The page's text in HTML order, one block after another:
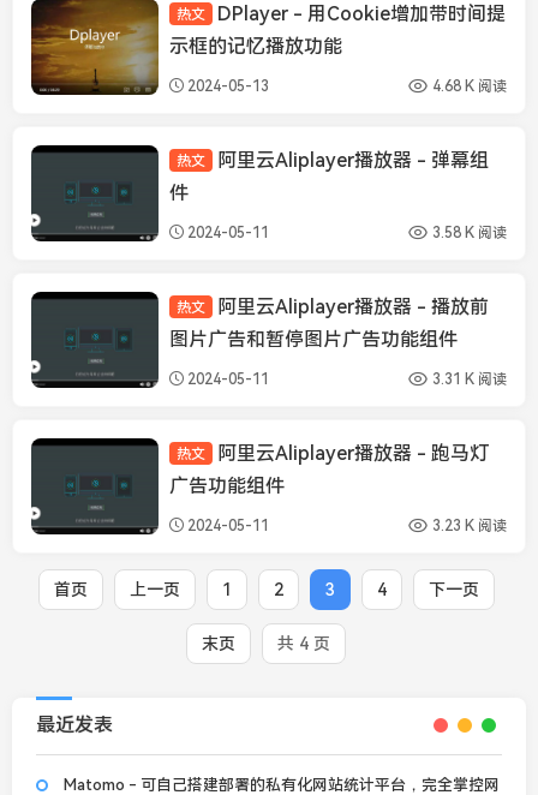
DPlayer
热文
DPlayer - 用Cookie增加带时间提
示框的记忆播放功能
2024-05-13 4.68 K 阅读
Aliplayer
热文
阿里云Aliplayer播放器 - 弹幕组
件
2024-05-11 3.58 K 阅读
Aliplayer
热文
阿里云Aliplayer播放器 - 播放前
图片广告和暂停图片广告功能组件
2024-05-11 3.31 K 阅读
Aliplayer
热文
阿里云Aliplayer播放器 - 跑马灯
广告功能组件
2024-05-11 3.23 K 阅读
首页 上一页 1 2 3 4 下一页
末页 共 4 页
最近发表
Matomo - 可自己搭建部署的私有化网站统计平台，完全掌控网